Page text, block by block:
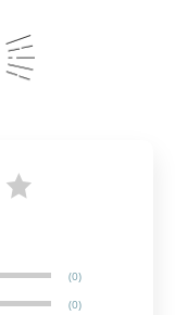
(0)
(0)